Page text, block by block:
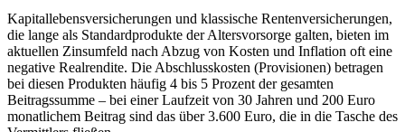
Kapitallebensversicherungen und klassische Rentenversicherungen,
die lange als Standardprodukte der Altersvorsorge galten, bieten im
aktuellen Zinsumfeld nach Abzug von Kosten und Inflation oft eine
negative Realrendite. Die Abschlusskosten (Provisionen) betragen
bei diesen Produkten häufig 4 bis 5 Prozent der gesamten
Beitragssumme – bei einer Laufzeit von 30 Jahren und 200 Euro
monatlichem Beitrag sind das über 3.600 Euro, die in die Tasche des